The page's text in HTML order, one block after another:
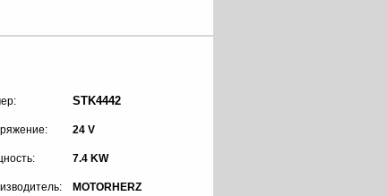
STK4442
24 V
7.4 KW
MOTORHERZ